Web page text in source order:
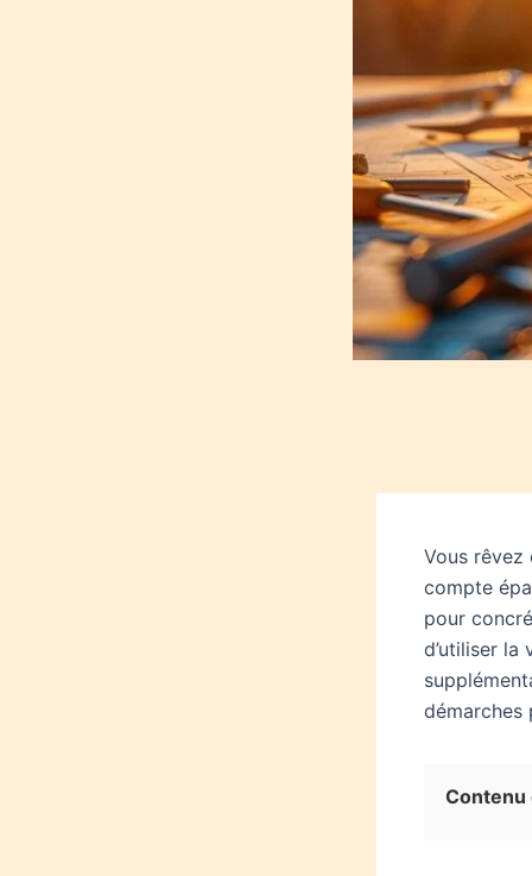
Vous rêvez
compte
pour
d’utiliser
démarches
Contenu